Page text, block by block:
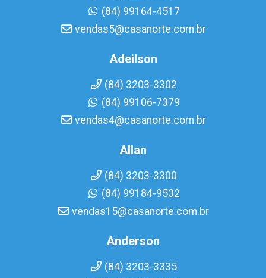
(84) 99164-4517
vendas5@casanorte.com.br
Adeilson
(84) 3203-3302
(84) 99106-7379
vendas4@casanorte.com.br
Allan
(84) 3203-3300
(84) 99184-9532
vendas15@casanorte.com.br
Anderson
(84) 3203-3335